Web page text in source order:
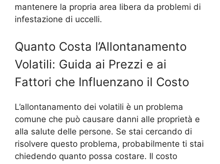
mantenere la propria area libera da problemi di
infestazione di uccelli.
Quanto Costa l’Allontanamento
Volatili: Guida ai Prezzi e ai
Fattori che Influenzano il Costo
L’allontanamento dei volatili è un problema
comune che può causare danni alle proprietà e
alla salute delle persone. Se stai cercando di
risolvere questo problema, probabilmente ti stai
chiedendo quanto possa costare. Il costo